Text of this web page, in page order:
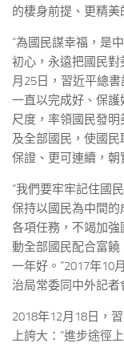
的棲身前提、更精
“為國民謀幸福，是
初心，永遠把國民對
月25日，習近平總
一直以完成好、保
尺度，率領國民發
及全部國民，使國
保證、更可連續，朝
“我們要牢牢記住國
保持以國民為中間
各項任務，不竭加
動全部國民配合富
一年好。”2017年10
治局常委同中外記者
2018年12月18日，
上誇大：“進步途徑